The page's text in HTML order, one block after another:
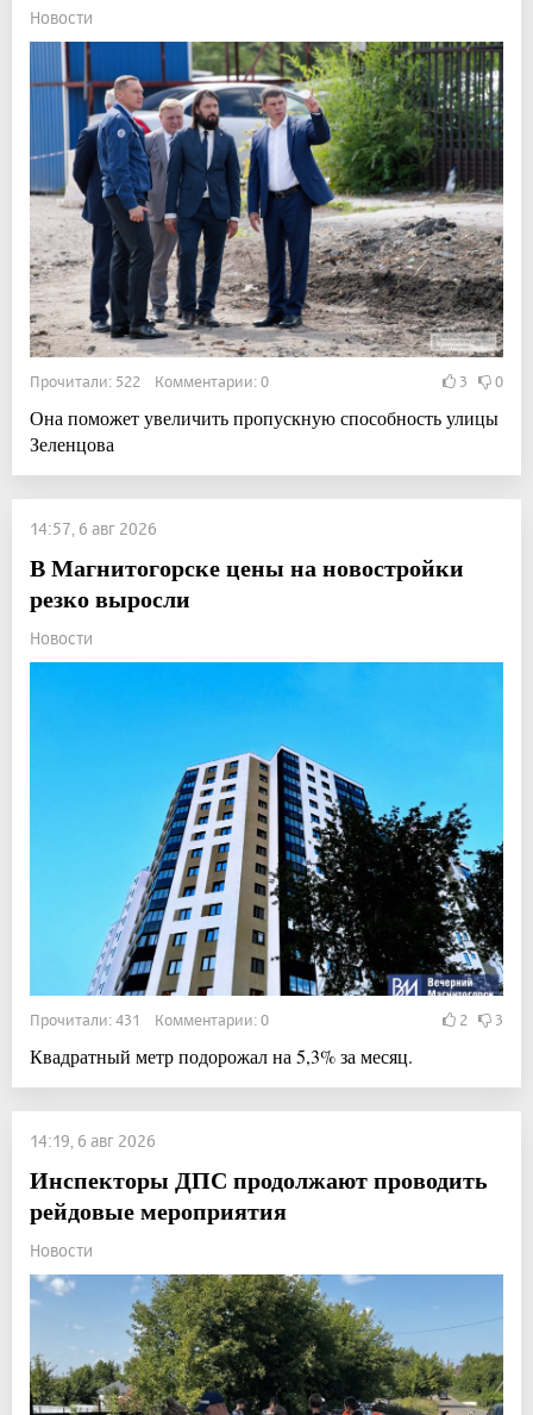
Новости
Прочитали: 522 Комментарии: 0 3 0
Она поможет увеличить пропускную способность улицы
Зеленцова
14:57, 6 авг 2026
В Магнитогорске цены на новостройки
резко выросли
Новости
Прочитали: 431 Комментарии: 0 2 3
Квадратный метр подорожал на 5,3% за месяц.
14:19, 6 авг 2026
Инспекторы ДПС продолжают проводить
рейдовые мероприятия
Новости